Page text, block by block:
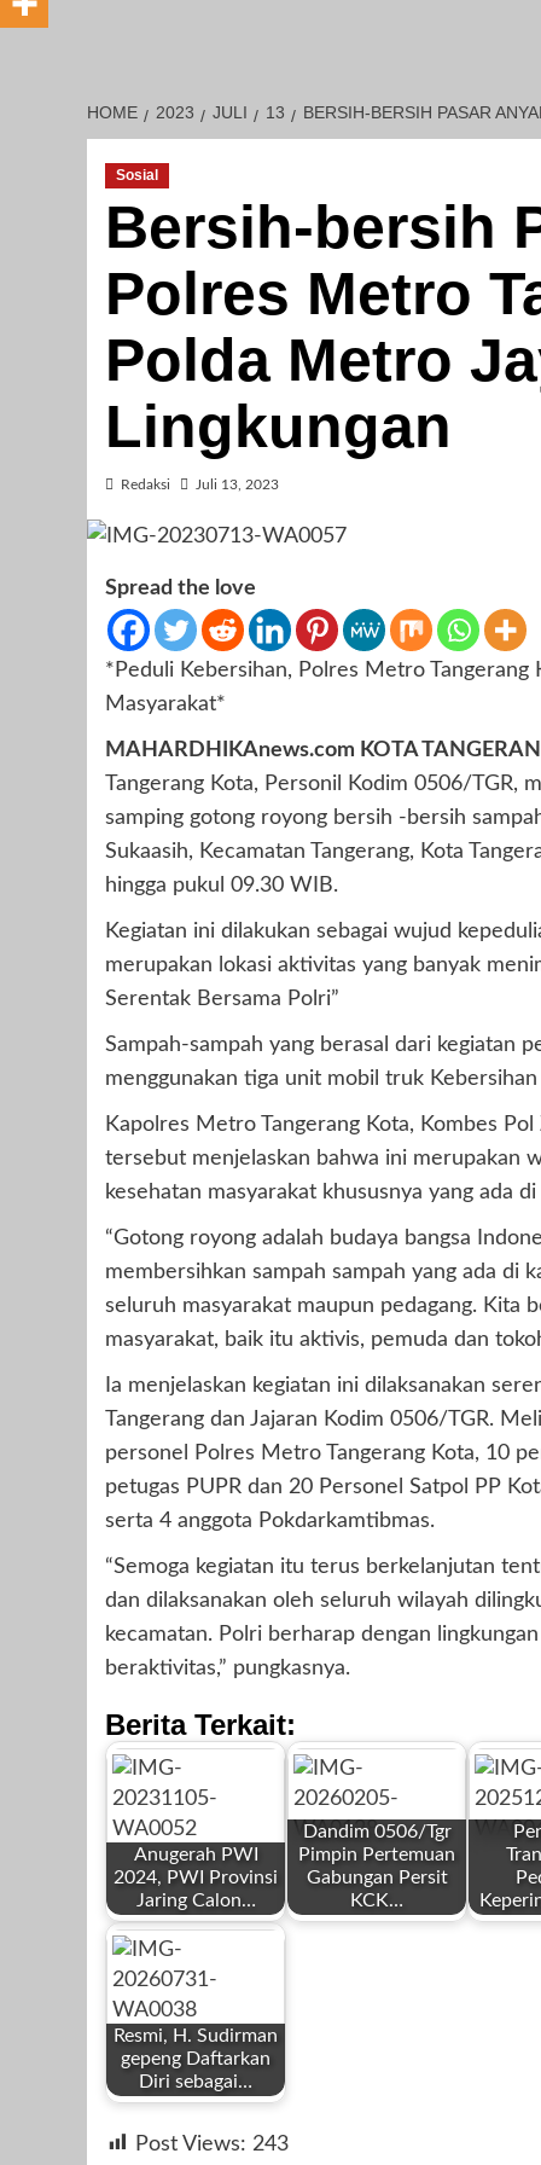
HOME 2023 JULI 13 BERSIH-BERSIH PASAR
Sosial
Bersih-bersih
Polres Metro
Polda Metro
Lingkungan
Redaksi Juli 13, 2023
Spread the love
*Peduli Kebersihan, Polres Metro
Masyarakat*
MAHARDHIKAnews.com KOTA
Tangerang Kota, Personil Kodim 0506/TGR,
samping gotong royong bersih -bersih
Sukaasih, Kecamatan Tangerang, Kota
hingga pukul 09.30 WIB.
Kegiatan ini dilakukan sebagai wujud
merupakan lokasi aktivitas yang banyak
Serentak Bersama Polri”
Sampah-sampah yang berasal dari kegiatan
menggunakan tiga unit mobil truk Kebersihan
Kapolres Metro Tangerang Kota, Kombes
tersebut menjelaskan bahwa ini merupakan
kesehatan masyarakat khususnya yang ada
“Gotong royong adalah budaya bangsa
membersihkan sampah sampah yang ada di
seluruh masyarakat maupun pedagang. Kita
masyarakat, baik itu aktivis, pemuda dan
Ia menjelaskan kegiatan ini dilaksanakan
Tangerang dan Jajaran Kodim 0506/TGR.
personel Polres Metro Tangerang Kota, 10
petugas PUPR dan 20 Personel Satpol PP
serta 4 anggota Pokdarkamtibmas.
“Semoga kegiatan itu terus berkelanjutan
dan dilaksanakan oleh seluruh wilayah
kecamatan. Polri berharap dengan
beraktivitas,” pungkasnya.
Berita Terkait:
Anugerah PWI
2024, PWI Provinsi
Jaring Calon…
by
Redaksi
November 6,
Dandim 0506/Tgr
Pimpin Pertemuan
Gabungan Persit
KCK…
Resmi, H. Sudirman
gepeng Daftarkan
Diri sebagai…
Redaksi
Post Views: 243